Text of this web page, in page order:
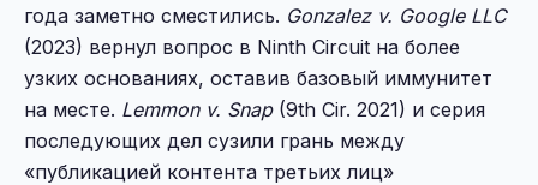
года заметно сместились. Gonzalez v. Google LLC
(2023) вернул вопрос в Ninth Circuit на более
узких основаниях, оставив базовый иммунитет
на месте. Lemmon v. Snap(9th Cir. 2021) и серия
последующих дел сузили грань между
«публикацией контента третьих лиц»